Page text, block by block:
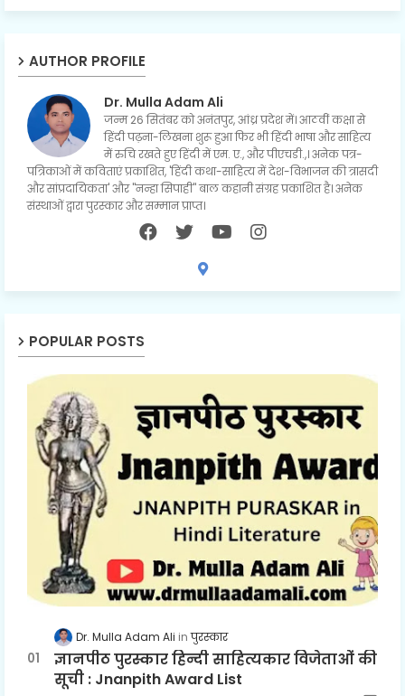
AUTHOR PROFILE
Dr. Mulla Adam Ali
जन्म 26 सितंबर को अनंतपुर, आंध्र प्रदेश में। आठवीं कक्षा से
हिंदी पढ़ना-लिखना शुरू हुआ फिर भी हिंदी भाषा और साहित्य
में रुचि रखते हुए हिंदी में एम. ए., और पीएचडी.,। अनेक पत्र-
पत्रिकाओं में कविताएं प्रकाशित, 'हिंदी कथा-साहित्य में देश-विभाजन की त्रासदी
और सांप्रदायिकता' और "नन्हा सिपाही" बाल कहानी संग्रह प्रकाशित है। अनेक
संस्थाओं द्वारा पुरस्कार और सम्मान प्राप्त।
POPULAR POSTS
Dr. Mulla Adam Ali पुरस्कार
ज्ञानपीठ पुरस्कार हिन्दी साहित्यकार विजेताओं की
सूची : Jnanpith Award List